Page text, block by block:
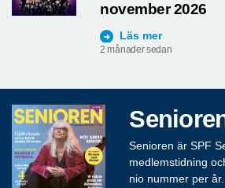
november 2026
Läs mer
2 månader sedan
Senioren är SPF
medlemstidning
nio nummer per